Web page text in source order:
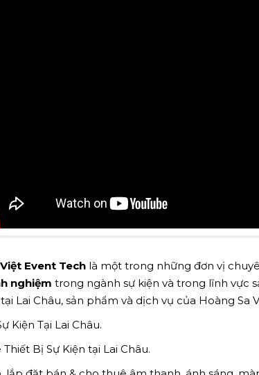
Event Tech là một trong những đơn vị
nghiệm trong ngành sự kiện và trong lĩnh vực
Lai Châu, sản phẩm và dịch vụ của Hoàng Sa
Kiện Tại Lai Châu.
Bị Sự Kiện tại Lai Châu.